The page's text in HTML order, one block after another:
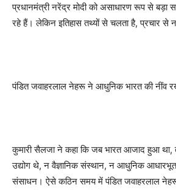
प्रधानमंत्री नरेंद्र मोदी को असाधारण रूप से बड़ा
रहे हैं। लेकिन इतिहास तथ्यों से चलता है, प्रचार से
पंडित जवाहरलाल नेहरू ने आधुनिक भारत की नींव
कुमारी सैलजा ने कहा कि जब भारत आजाद हुआ था,
उद्योग थे, न वैज्ञानिक संस्थान, न आधुनिक
संसाधन। ऐसे कठिन समय में पंडित जवाहरलाल